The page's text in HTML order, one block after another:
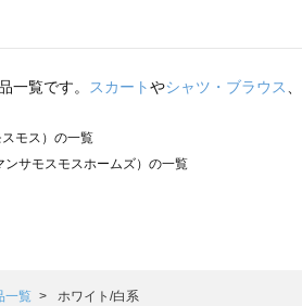
一覧です。 スカートやシャツ・ブラウス、
モス）の一覧
サモスモスホームズ）の一覧
ツハルバイサマンサモスモス）の一覧
サモスモス ラーゴム）の一覧
一覧 ホワイト/白系